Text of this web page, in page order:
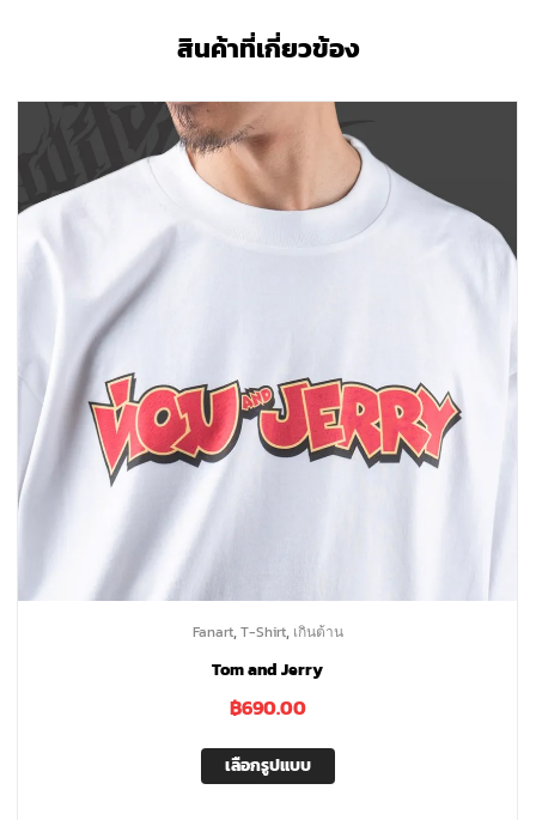
สินค้าที่เกี่ยวข้อง
Fanart,T-Shirt, เกินต้าน
Tom and Jerry
฿690.00
เลือกรูปแบบ